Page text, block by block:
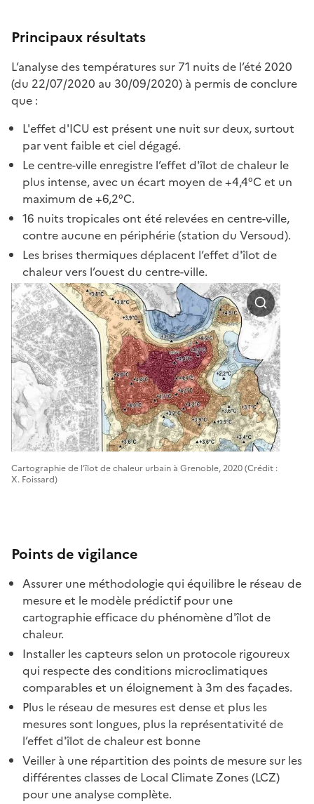
Principaux résultats
L’analyse des températures sur 71 nuits de l’été 2020
(du 22/07/2020 au 30/09/2020) à permis de conclure
que :
L'effet d'ICU est présent une nuit sur deux, surtout
par vent faible et ciel dégagé.
Le centre-ville enregistre l’effet d'îlot de chaleur le
plus intense, avec un écart moyen de +4,4°C et un
maximum de +6,2°C.
16 nuits tropicales ont été relevées en centre-ville,
contre aucune en périphérie (station du Versoud).
Les brises thermiques déplacent l’effet d'îlot de
chaleur vers l’ouest du centre-ville.
Cartographie de l’îlot de chaleur urbain à Grenoble, 2020 (Crédit :
X. Foissard)
Points de vigilance
Assurer une méthodologie qui équilibre le réseau de
mesure et le modèle prédictif pour une
cartographie efficace du phénomène d'îlot de
chaleur.
Installer les capteurs selon un protocole rigoureux
qui respecte des conditions microclimatiques
comparables et un éloignement à 3m des façades.
Plus le réseau de mesures est dense et plus les
mesures sont longues, plus la représentativité de
l’effet d'îlot de chaleur est bonne
Veiller à une répartition des points de mesure sur les
différentes classes de Local Climate Zones (LCZ)
pour une analyse complète.